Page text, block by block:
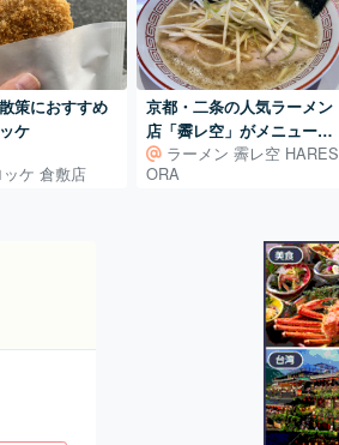
策におすすめ
ケ
ケ 倉敷店
京都・二条の人気ラーメン
店「霽レ空」がメニュー刷
新 ラーメン 霽レ空 HARES
ORA